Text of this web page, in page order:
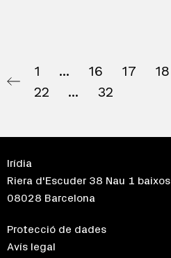
1 16 17 18
22
32
Irídia
Riera d'Escuder 38 Nau 1 baixos
08028 Barcelona
Protecció de dades
Avís legal